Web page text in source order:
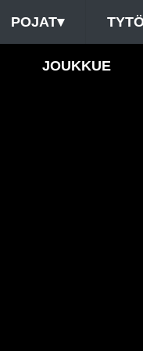
POJAT▾
JOUKKUE